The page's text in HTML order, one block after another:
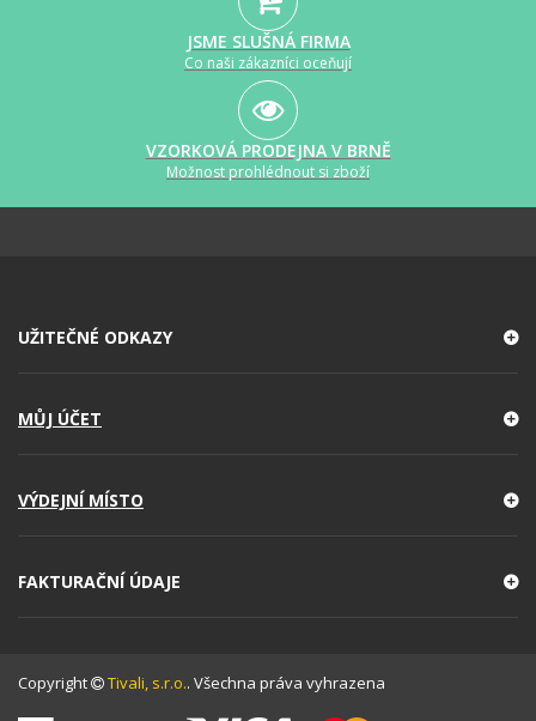
JSME SLUŠNÁ FIRMA
Co naši zákazníci oceňují
VZORKOVÁ PRODEJNA V BRNĚ
Možnost prohlédnout si zboží
UŽITEČNÉ ODKAZY
MŮJ ÚČET
VÝDEJNÍ MÍSTO
FAKTURAČNÍ ÚDAJE
Copyright Tivali, s.r.o.. Všechna práva vyhrazena